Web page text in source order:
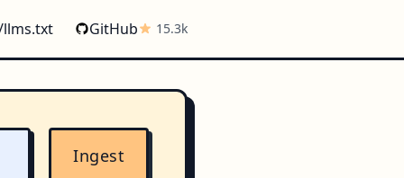
GitHub 15.3k
Ingest